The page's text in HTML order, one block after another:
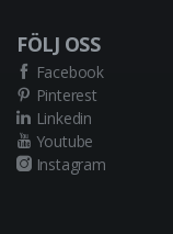
FÖLJ OSS
Facebook
Pinterest
Linkedin
Youtube
Instagram